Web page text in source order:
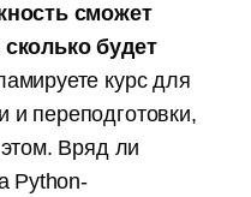
сможет
будет
курс для
переподготовки,
Вряд ли
Python-